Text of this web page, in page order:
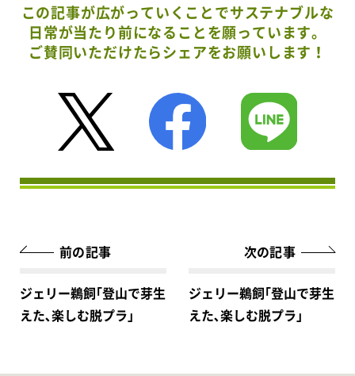
この記事が広がっていくことでサステナブルな
日常が当たり前になることを願っています。
ご賛同いただけたらシェアをお願いします！
前の記事
ジェリー鵜飼｢登山で芽生
えた､楽しむ脱プラ｣
次の記事
ジェリー鵜飼｢登山で芽生
えた､楽しむ脱プラ｣